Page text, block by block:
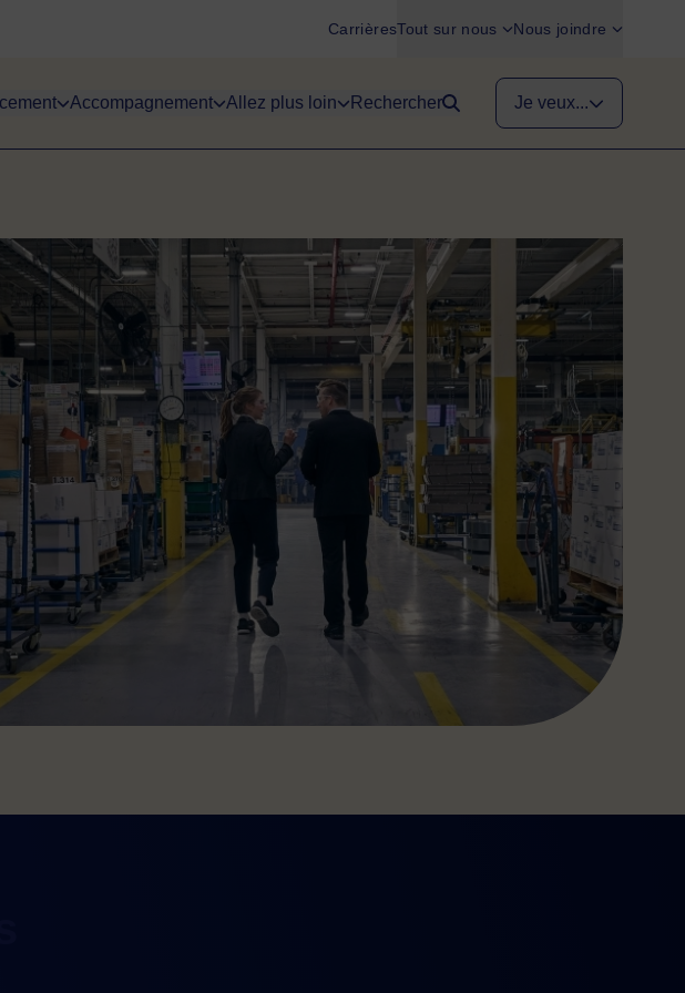
CarrièresTout sur nous Nous joindre
Accompagnement Allez plus loin Rechercher Je veux...